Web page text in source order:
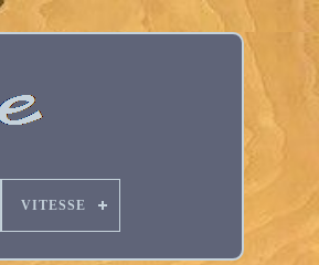
VITESSE